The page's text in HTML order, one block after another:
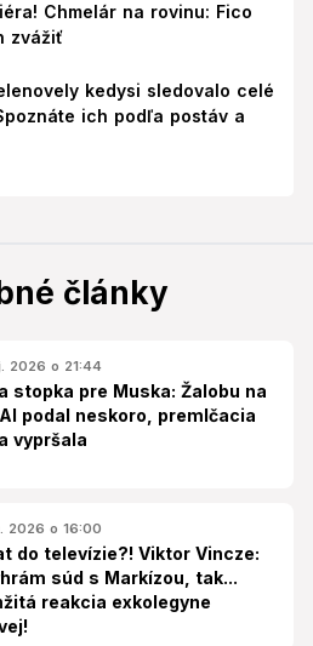
Chmelár na rovinu: Fico
zvážiť
kedysi sledovalo celé
ich podľa postáv a
články
2026 o 21:44
stopka pre Muska: Žalobu na
podal neskoro, premlčacia
vypršala
2026 o 16:00
do televízie?! Viktor Vincze:
súd s Markízou, tak...
reakcia exkolegyne